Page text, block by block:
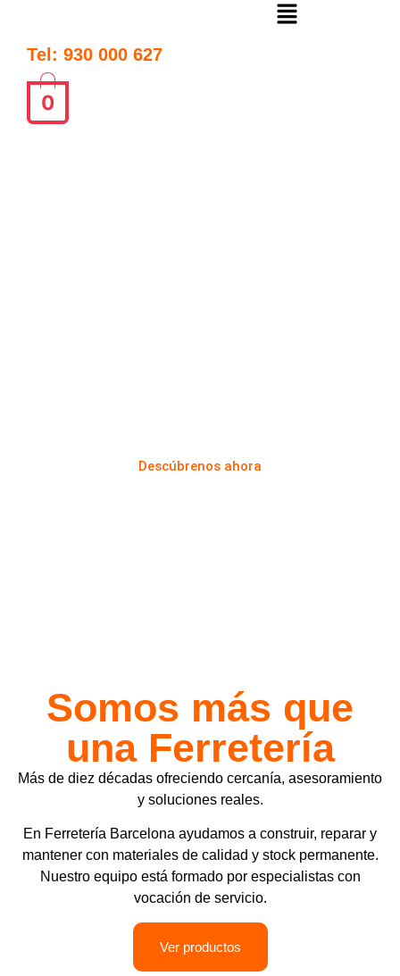
Tel: 930 000 627
0
Descúbrenos ahora
Somos más que
una Ferretería
Más de diez décadas ofreciendo cercanía, asesoramiento
y soluciones reales.
En Ferretería Barcelona ayudamos a construir, reparar y
mantener con materiales de calidad y stock permanente.
Nuestro equipo está formado por especialistas con
vocación de servicio.
Ver productos